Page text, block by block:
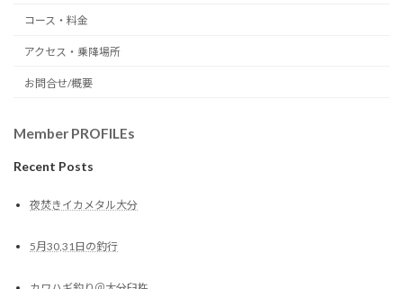
コース・料金
アクセス・乗降場所
お問合せ/概要
Member PROFILEs
Recent Posts
夜焚きイカメタル大分
5月30,31日の釣行